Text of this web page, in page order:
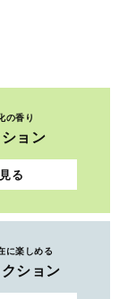
の香り
ョン
る
に楽しめる
ション